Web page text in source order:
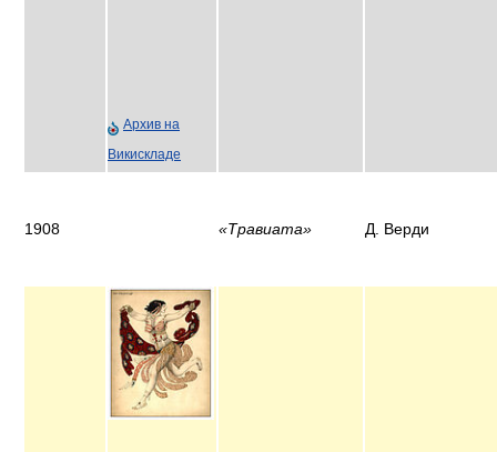
Архив на
Викискладе
1908 «Травиата» Д. Верди